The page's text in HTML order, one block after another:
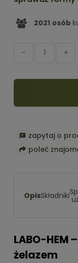
2021 osób
+
-
zapytaj o
poleć
OpisSkładniki
LABO-HEM
żelazem